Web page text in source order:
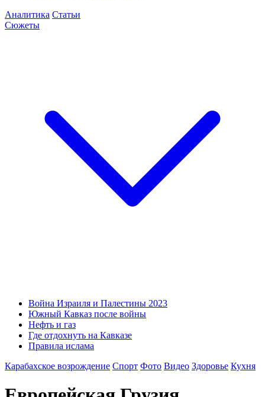
Аналитика Статьи
Сюжеты
Война Израиля и Палестины 2023
Южный Кавказ после войны
Нефть и газ
Где отдохнуть на Кавказе
Правила ислама
Карабахское возрождение Спорт Фото Видео Здоровье Кухня